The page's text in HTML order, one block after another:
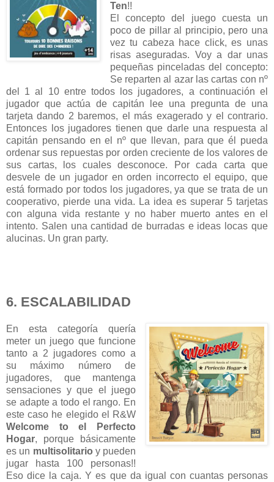
Ten!!
El concepto del juego cuesta un
poco de pillar al principio, pero una
vez tu cabeza hace click, es unas
risas aseguradas. Voy a dar unas
pequeñas pinceladas del concepto:
Se reparten al azar las cartas con nº
del 1 al 10 entre todos los jugadores, a continuación el
jugador que actúa de capitán lee una pregunta de una
tarjeta dando 2 baremos, el más exagerado y el contrario.
Entonces los jugadores tienen que darle una respuesta al
capitán pensando en el nº que llevan, para que él pueda
ordenar sus repuestas por orden creciente de los valores de
sus cartas, los cuales desconoce. Por cada carta que
desvele de un jugador en orden incorrecto el equipo, que
está formado por todos los jugadores, ya que se trata de un
cooperativo, pierde una vida. La idea es superar 5 tarjetas
con alguna vida restante y no haber muerto antes en el
intento. Salen una cantidad de burradas e ideas locas que
alucinas. Un gran party.
6. ESCALABILIDAD
En esta categoría quería
meter un juego que funcione
tanto a 2 jugadores como a
su máximo número de
jugadores, que mantenga
sensaciones y que el juego
se adapte a todo el rango. En
este caso he elegido el R&W
Welcome to el Perfecto
Hogar, porque básicamente
es un multisolitario y pueden
jugar hasta 100 personas!!
Eso dice la caja. Y es que da igual con cuantas personas